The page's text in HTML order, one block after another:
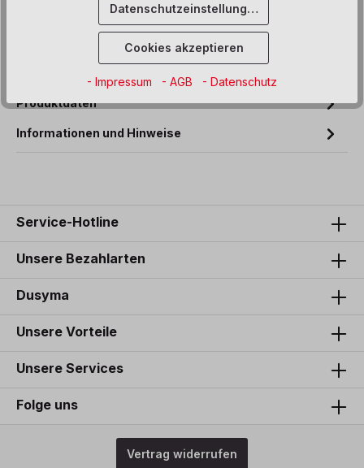
Zum Merkzettel hinzufügen
Produktdaten
Informationen und Hinweise
Service-Hotline
Unsere Bezahlarten
Dusyma
Unsere Vorteile
Unsere Services
Folge uns
Vertrag widerrufen
Datenschutzeinstellungen
Cookies akzeptieren
- Impressum - AGB - Datenschutz